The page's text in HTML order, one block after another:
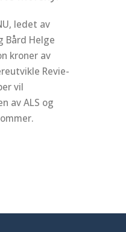
ledet av
Bård Helge
kroner av
Revie-
vil
av ALS og